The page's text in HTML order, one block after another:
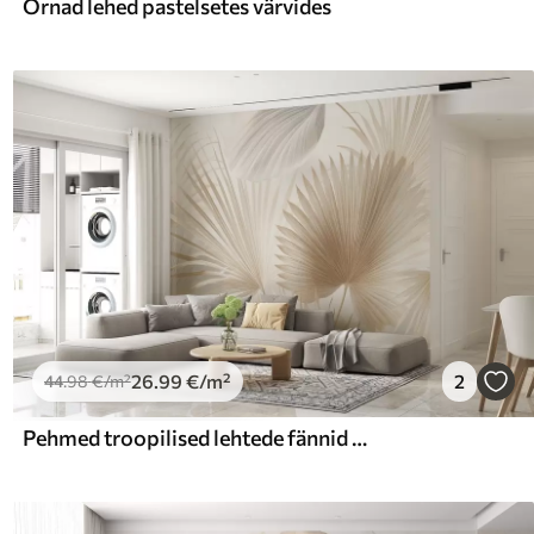
Õrnad lehed pastelsetes värvides
44.98€/m²26.99 €/m² 2
Pehmed troopilised lehtede fännid helebeeži ja sinakate toonidega